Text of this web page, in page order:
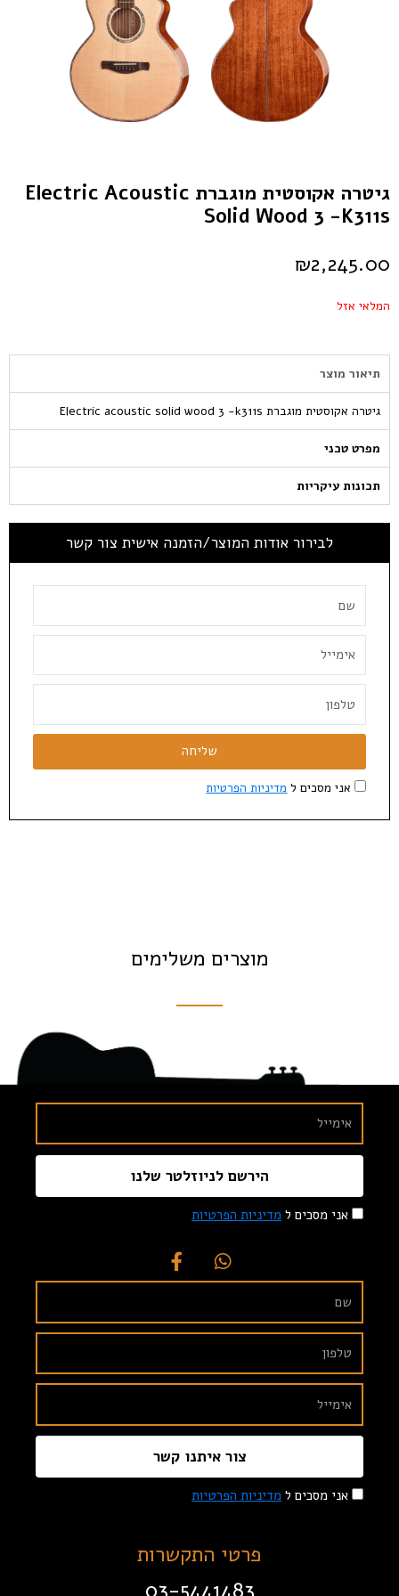
גיטרה אקוסטית מוגברת Electric Acoustic
Solid Wood 3 -k311s
₪2,245.00
המלאי אזל
תיאור מוצר
גיטרה אקוסטית מוגברת Electric acoustic solid wood 3 -k311s
מפרט טכני
תכונות עיקריות
לבירור אודות המוצר/הזמנה אישית צור קשר
אני מסכים ל מדיניות הפרטיות
שליחה
מוצרים משלימים
אני מסכים ל מדיניות הפרטיות
הירשם לניוזלטר שלנו
אני מסכים ל מדיניות הפרטיות
צור איתנו קשר
פרטי התקשרות